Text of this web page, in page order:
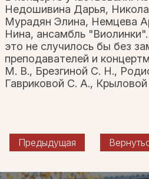
Недошивина Дарья,
Мурадян Элина, Немцева
Нина, ансамбль
это не случилось бы без
преподавателей и
М. В., Брезгиной С. Н.,
Гавриковой С. А.,
Предыдущая